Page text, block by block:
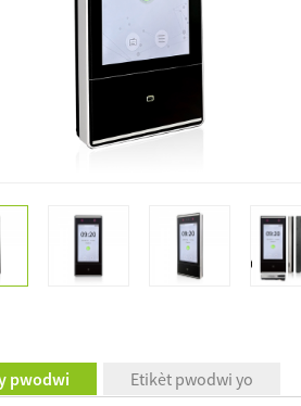
pwodwi Etikèt pwodwi yo